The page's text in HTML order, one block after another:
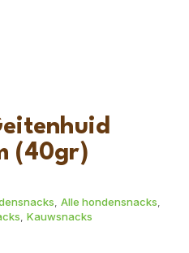
(40gr)
, Alle hondensnacks,
, Kauwsnacks